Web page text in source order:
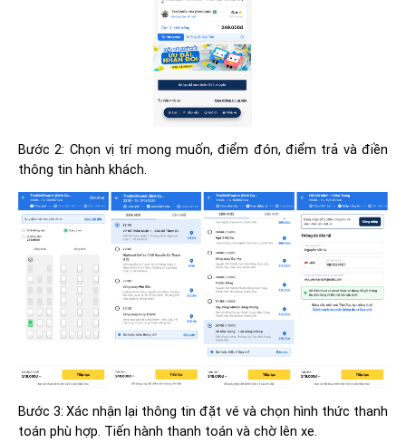
Bước 2: Chọn vị trí mong muốn, điểm đón, điểm trả và điền
thông tin hành khách.
Bước 3: Xác nhận lại thông tin đặt vé và chọn hình thức thanh
toán phù hợp. Tiến hành thanh toán và chờ lên xe.